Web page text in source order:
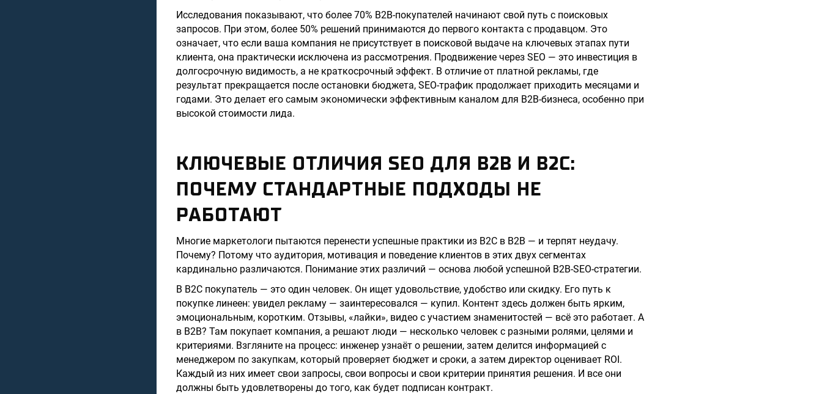
Исследования показывают, что более 70% B2B-покупателей начинают свой путь с поисковых
запросов. При этом, более 50% решений принимаются до первого контакта с продавцом. Это
означает, что если ваша компания не присутствует в поисковой выдаче на ключевых этапах пути
клиента, она практически исключена из рассмотрения. Продвижение через SEO — это инвестиция в
долгосрочную видимость, а не краткосрочный эффект. В отличие от платной рекламы, где
результат прекращается после остановки бюджета, SEO-трафик продолжает приходить месяцами и
годами. Это делает его самым экономически эффективным каналом для B2B-бизнеса, особенно при
высокой стоимости лида.
КЛЮЧЕВЫЕ ОТЛИЧИЯ SEO ДЛЯ B2B И B2C:
ПОЧЕМУ СТАНДАРТНЫЕ ПОДХОДЫ НЕ
РАБОТАЮТ
Многие маркетологи пытаются перенести успешные практики из B2C в B2B — и терпят неудачу.
Почему? Потому что аудитория, мотивация и поведение клиентов в этих двух сегментах
кардинально различаются. Понимание этих различий — основа любой успешной B2B-SEO-стратегии.
В B2C покупатель — это один человек. Он ищет удовольствие, удобство или скидку. Его путь к
покупке линеен: увидел рекламу — заинтересовался — купил. Контент здесь должен быть ярким,
эмоциональным, коротким. Отзывы, «лайки», видео с участием знаменитостей — всё это работает. А
в B2B? Там покупает компания, а решают люди — несколько человек с разными ролями, целями и
критериями. Взгляните на процесс: инженер узнаёт о решении, затем делится информацией с
менеджером по закупкам, который проверяет бюджет и сроки, а затем директор оценивает ROI.
Каждый из них имеет свои запросы, свои вопросы и свои критерии принятия решения. И все они
должны быть удовлетворены до того, как будет подписан контракт.